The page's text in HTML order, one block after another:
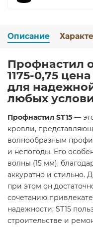
Описание
Профнастил
1175-0,75
для
любых
Профнастил ST15 —
кровли,
волнообразным
и непогоды. Его
волны (15 мм),
аккуратно и стильно.
при этом он
сочетанию
надежности, ST15
строительстве и